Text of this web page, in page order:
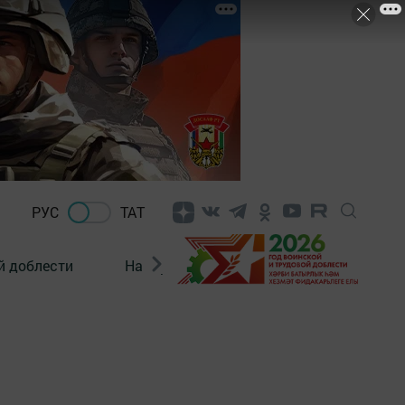
РУС ТАТ
доблести Нацпроекты Поколение будущего